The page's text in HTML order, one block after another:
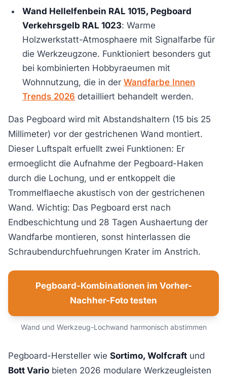
Wand Hellelfenbein RAL 1015, Pegboard
Verkehrsgelb RAL 1023: Warme
Holzwerkstatt-Atmosphaere mit Signalfarbe für
die Werkzeugzone. Funktioniert besonders gut
bei kombinierten Hobbyraeumen mit
Wohnnutzung, die in derWandfarbe Innen
Trends 2026 detailliert behandelt werden.
Das Pegboard wird mit Abstandshaltern (15 bis 25
Millimeter) vor der gestrichenen Wand montiert.
Dieser Luftspalt erfuellt zwei Funktionen: Er
ermoeglicht die Aufnahme der Pegboard-Haken
durch die Lochung, und er entkoppelt die
Trommelflaeche akustisch von der gestrichenen
Wand. Wichtig: Das Pegboard erst nach
Endbeschichtung und 28 Tagen Aushaertung der
Wandfarbe montieren, sonst hinterlassen die
Schraubendurchfuehrungen Krater im Anstrich.
Pegboard-Kombinationen im Vorher-
Nachher-Foto testen
Wand und Werkzeug-Lochwand harmonisch abstimmen
Pegboard-Hersteller wie Sortimo, Wolfcraft und
Bott Vario bieten 2026 modulare Werkzeugleisten